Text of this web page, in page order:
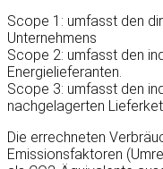
Scope 1: umfasst den
Unternehmens
Scope 2: umfasst den
Energielieferanten.
Scope 3: umfasst den
nachgelagerten
Die errechneten
Emissionsfaktoren